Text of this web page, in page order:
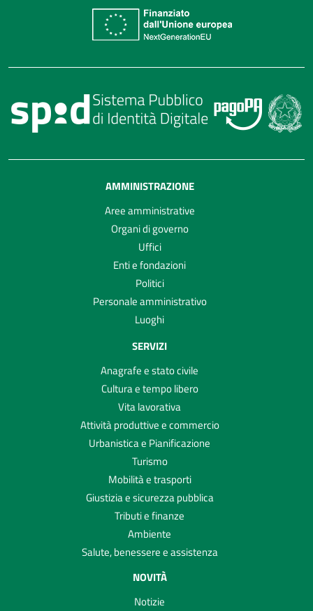
AMMINISTRAZIONE
Aree amministrative
Organi di governo
Uffici
Enti e fondazioni
Politici
Personale amministrativo
Luoghi
SERVIZI
Anagrafe e stato civile
Cultura e tempo libero
Vita lavorativa
Attività produttive e commercio
Urbanistica e Pianificazione
Turismo
Mobilità e trasporti
Giustizia e sicurezza pubblica
Tributi e finanze
Ambiente
Salute, benessere e assistenza
NOVITÀ
Notizie